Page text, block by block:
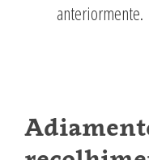
anteriormente.